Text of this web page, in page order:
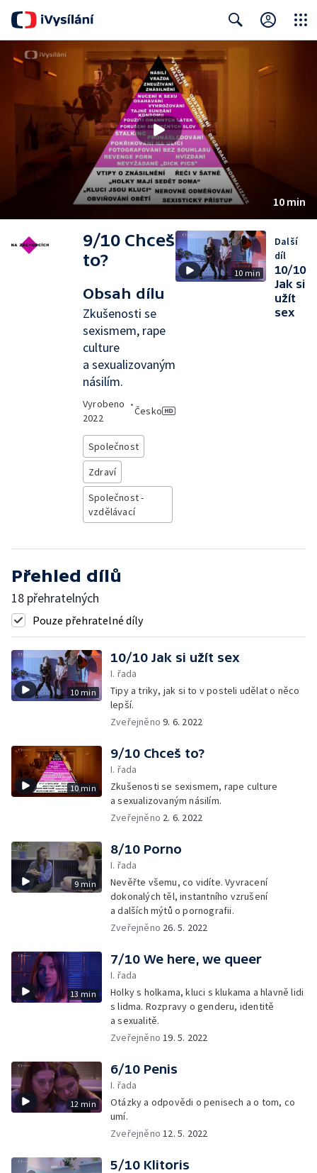
Search
10 min
9/10 Chceš
to?
Obsah dílu
Zkušenosti se
sexismem, rape
culture
a sexualizovaným
násilím.
Vyrobeno
2022
•
Česko
Společnost
Zdraví
Společnost -
vzdělávací
10 min
Další
díl
10/10
Jak si
užít
sex
Přehled dílů
18 přehratelných
Pouze přehratelné díly
10 min
10/10 Jak si užít sex
I. řada
Tipy a triky, jak si to v posteli udělat o něco
lepší.
Zveřejněno9. 6. 2022
10 min
9/10 Chceš to?
I. řada
Zkušenosti se sexismem, rape culture
a sexualizovaným násilím.
Zveřejněno 2. 6. 2022
9 min
8/10 Porno
I. řada
Nevěřte všemu, co vidíte. Vyvracení
dokonalých těl, instantního vzrušení
a dalších mýtů o pornografii.
Zveřejněno 26. 5. 2022
13 min
7/10 We here, we queer
I. řada
Holky s holkama, kluci s klukama a hlavně lidi
s lidma. Rozpravy o genderu, identitě
a sexualitě.
Zveřejněno19. 5. 2022
12 min
6/10 Penis
I. řada
Otázky a odpovědi o penisech a o tom, co
umí.
Zveřejněno12. 5. 2022
5/10 Klitoris